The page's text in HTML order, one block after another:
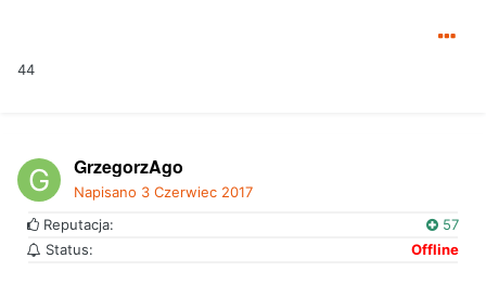
44
GrzegorzAgo
Napisano 3 Czerwiec 2017
Reputacja:
57
Status:
Offline